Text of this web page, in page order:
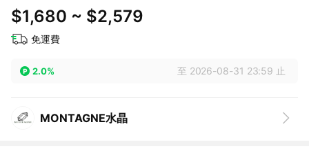
$1,680 ~ $2,579
免運費
2.0% 至 2026-08-31 23:59 止
MONTAGNE水晶